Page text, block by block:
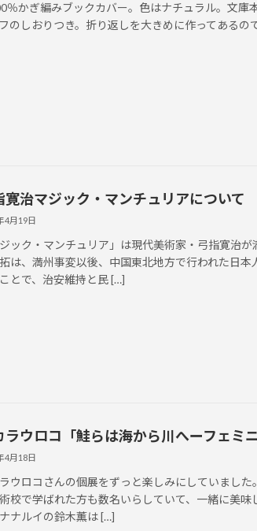
％かぎ編みブックカバー。色はナチュラル。文庫
のしおりつき。折り返しを大きめに作ってある
寛治マジック・マンチュリアについて
4月19日
ジック・マンチュリア」は現代美術家・弓指寛治
は、満州事変以後、中国東北地方で行われた日
とで、治安維持と民 […]
ラウロコ「鮭らは海から川へーフェミ
4月18日
ウロコさんの個展をずっと楽しみにしていまし
校で学ばれた方も数名いらしていて、一緒に美
ナルイの鈴木薫は […]